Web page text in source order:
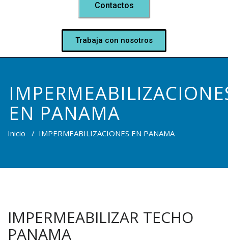
Contactos
Trabaja con nosotros
EN PANAMA
Inicio / IMPERMEABILIZACIONES EN PANAMA
IMPERMEABILIZAR TECHO
PANAMA